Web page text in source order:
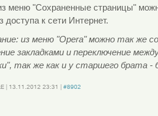
меню "Сохраненные страницы"
доступа к сети Интернет.
из меню "Opera" можно так же
закладками и переключение
так же как и у старшего брата -
| 13.11.2012 23:31
#8902